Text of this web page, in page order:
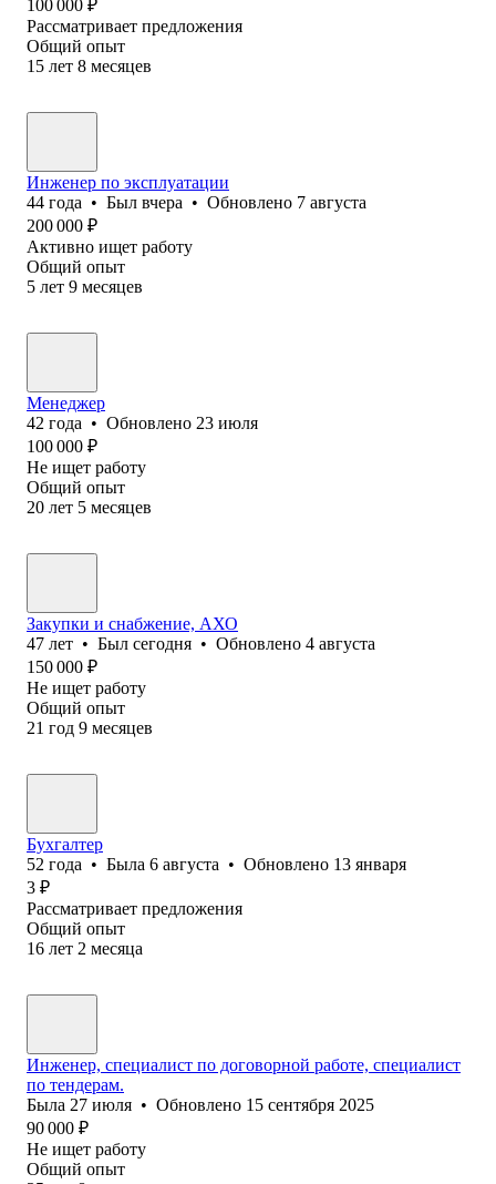
100 000 ₽
Рассматривает предложения
Общий опыт
15 лет 8 месяцев
Инженер по эксплуатации
44 года • Был вчера • Обновлено 7 августа
200 000 ₽
Активно ищет работу
Общий опыт
5 лет 9 месяцев
Менеджер
42 года • Обновлено 23 июля
100 000 ₽
Не ищет работу
Общий опыт
20 лет 5 месяцев
Закупки и снабжение, АХО
47 лет • Был сегодня • Обновлено 4 августа
150 000 ₽
Не ищет работу
Общий опыт
21 год 9 месяцев
Бухгалтер
52 года • Была 6 августа • Обновлено 13 января
3 ₽
Рассматривает предложения
Общий опыт
16 лет 2 месяца
Инженер, специалист по договорной работе, специалист
по тендерам.
Была 27 июля • Обновлено 15 сентября 2025
90 000 ₽
Не ищет работу
Общий опыт